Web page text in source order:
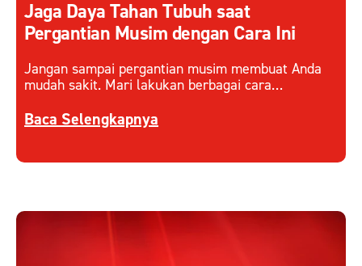
Jaga Daya Tahan Tubuh saat
Pergantian Musim dengan Cara Ini
Jangan sampai pergantian musim membuat Anda
mudah sakit. Mari lakukan berbagai cara
sehat dan bersemangat.
Discover more about Jaga Daya Tahan Tubuh
Baca Selengkapnya